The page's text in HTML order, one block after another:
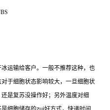
运输给客户。一般不推荐这种，也
于细胞状态影响较大，一旦细胞状
是复苏没操作好；另外温度对细